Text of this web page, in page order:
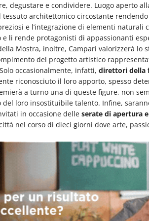
degustare e condividere. Luogo aperto
architettonico circostante
e l’integrazione di elementi naturali
e li rende protagonisti di appassionanti
Mostra, inoltre, Campari valorizzerà
del progetto artistico
occasionalmente, infatti, direttori della
riconosciuto il loro apporto, spesso
a turno una di queste figure, non
loro insostituibile talento. Infine,
in occasione delle serate di apertura
nel corso di dieci giorni dove arte,